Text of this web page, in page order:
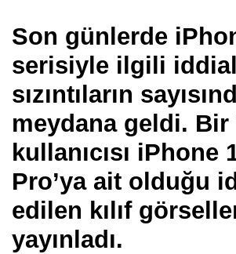
Son günlerde
serisiyle ilgili
sızıntıların
meydana geldi. Bir
kullanıcısı iPhone
Pro’ya ait olduğu
edilen kılıf
yayınladı.